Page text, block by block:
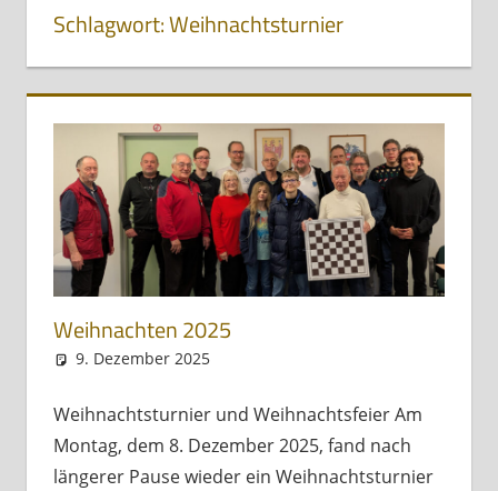
Schlagwort:Weihnachtsturnier
Weihnachten 2025
9. Dezember 2025
Weihnachtsturnier und Weihnachtsfeier Am
Montag, dem 8. Dezember 2025, fand nach
längerer Pause wieder ein Weihnachtsturnier